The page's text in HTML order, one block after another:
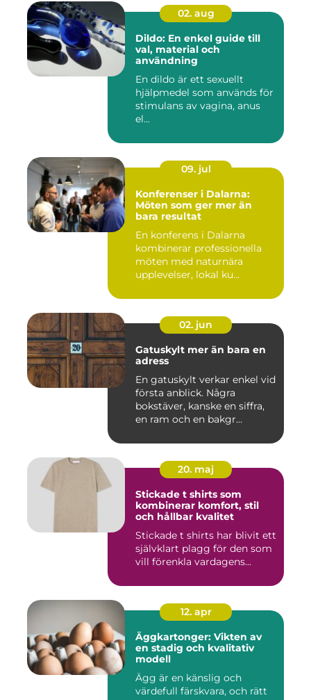
02. aug
Dildo: En enkel guide till
val, material och
användning
En dildo är ett sexuellt
hjälpmedel som används för
stimulans av vagina, anus
el...
09. jul
Konferenser i Dalarna:
Möten som ger mer än
bara resultat
En konferens i Dalarna
kombinerar professionella
möten med naturnära
upplevelser, lokal ku...
02. jun
Gatuskylt mer än bara en
adress
En gatuskylt verkar enkel vid
första anblick. Några
bokstäver, kanske en siffra,
en ram och en bakgr...
20. maj
Stickade t shirts som
kombinerar komfort, stil
och hållbar kvalitet
Stickade t shirts har blivit ett
självklart plagg för den som
vill förenkla vardagens...
12. apr
Äggkartonger: Vikten av
en stadig och kvalitativ
modell
Ägg är en känslig och
värdefull färskvara, och rätt